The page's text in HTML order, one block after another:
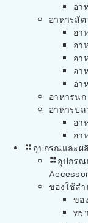
อา
อาหารสั
อา
อา
อา
อา
อา
อาหารนก
อาหารปล
อา
อา
อุปกรณและผ
อุปกร
ของใช้สำ
ขอ
ทร